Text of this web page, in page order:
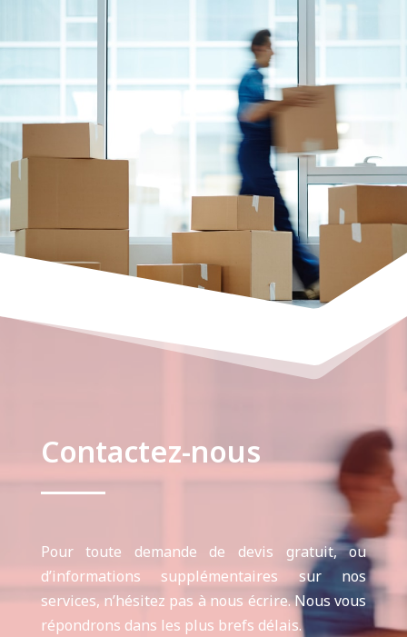
Contactez-nous
Pour toute demande de devis gratuit, ou
d’informations supplémentaires sur nos
services, n’hésitez pas à nous écrire. Nous vous
répondrons dans les plus brefs délais.